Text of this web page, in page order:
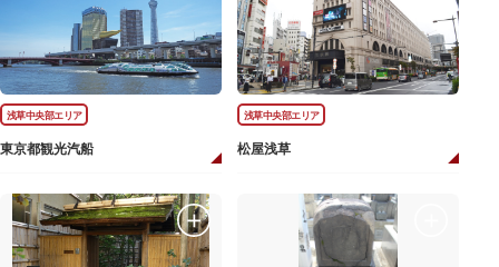
浅草中央部エリア
東京都観光汽船
浅草中央部エリア
松屋浅草